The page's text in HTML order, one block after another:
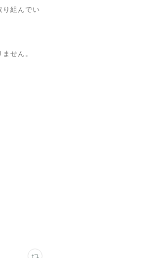
組んでい
せん。